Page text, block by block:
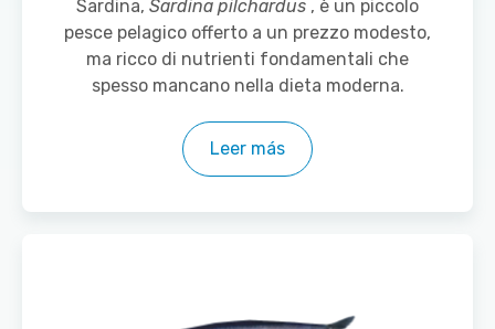
Sardina, Sardina pilchardus , è un piccolo
pesce pelagico offerto a un prezzo modesto,
ma ricco di nutrienti fondamentali che
spesso mancano nella dieta moderna.
Leer más